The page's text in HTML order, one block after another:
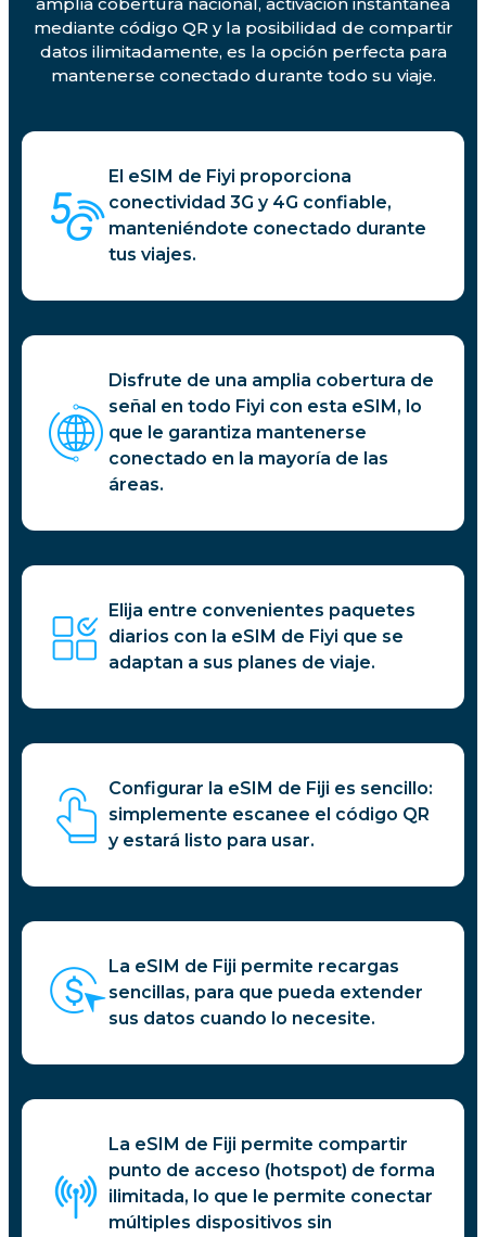
mediante código QR y la posibilidad de compartir
datos ilimitadamente, es la opción perfecta para
mantenerse conectado durante todo su viaje.
El eSIM de Fiyi proporciona
conectividad 3G y 4G confiable,
manteniéndote conectado durante
tus viajes.
Disfrute de una amplia cobertura de
señal en todo Fiyi con esta eSIM, lo
que le garantiza mantenerse
conectado en la mayoría de las
áreas.
Elija entre convenientes paquetes
diarios con la eSIM de Fiyi que se
adaptan a sus planes de viaje.
Configurar la eSIM de Fiji es sencillo:
simplemente escanee el código QR
y estará listo para usar.
La eSIM de Fiji permite recargas
sencillas, para que pueda extender
sus datos cuando lo necesite.
La eSIM de Fiji permite compartir
punto de acceso (hotspot) de forma
ilimitada, lo que le permite conectar
múltiples dispositivos sin